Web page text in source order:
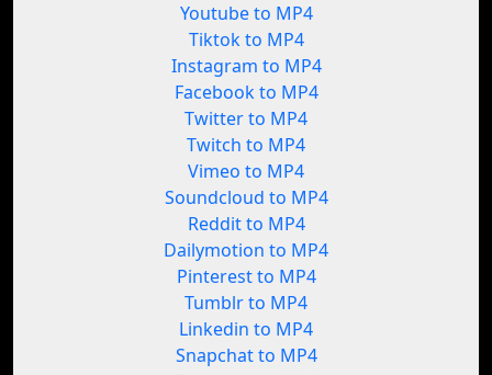
Youtube to MP4
Tiktok to MP4
Instagram to MP4
Facebook to MP4
Twitter to MP4
Twitch to MP4
Vimeo to MP4
Soundcloud to MP4
Reddit to MP4
Dailymotion to MP4
Pinterest to MP4
Tumblr to MP4
Linkedin to MP4
Snapchat to MP4